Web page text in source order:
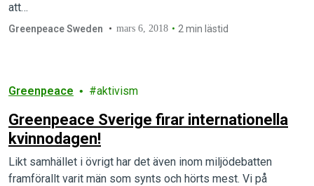
att…
Greenpeace Sweden mars 6, 2018 2 min lästid
Greenpeace aktivism
Greenpeace Sverige firar internationella
kvinnodagen!
Likt samhället i övrigt har det även inom miljödebatten
framförallt varit män som synts och hörts mest. Vi på